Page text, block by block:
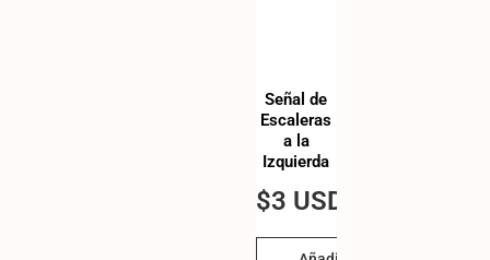
Señal de
Escaleras
a la
Izquierda
$3 USD